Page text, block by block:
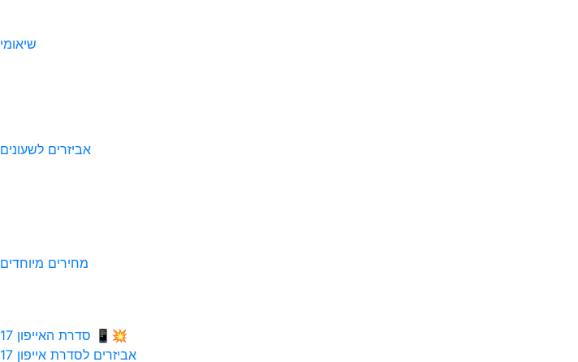
שיאומי
אביזרים לשעונים
מחירים מיוחדים
💥📱 סדרת האייפון 17
אביזרים לסדרת אייפון 17